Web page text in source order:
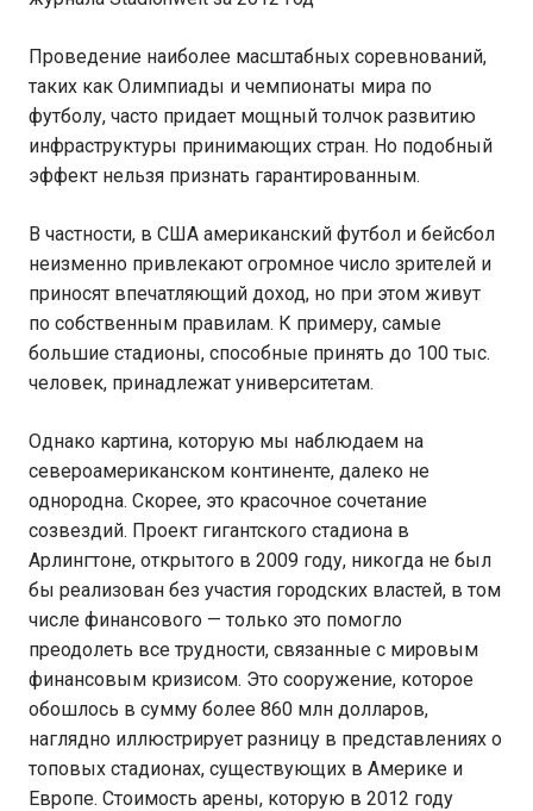
Проведение наиболее масштабных соревнований,
таких как Олимпиады и чемпионаты мира по
футболу, часто придает мощный толчок развитию
инфраструктуры принимающих стран. Но подобный
эффект нельзя признать гарантированным.
В частности, в США американский футбол и бейсбол
неизменно привлекают огромное число зрителей и
приносят впечатляющий доход, но при этом живут
по собственным правилам. К примеру, самые
большие стадионы, способные принять до 100 тыс.
человек, принадлежат университетам.
Однако картина, которую мы наблюдаем на
североамериканском континенте, далеко не
однородна. Скорее, это красочное сочетание
созвездий. Проект гигантского стадиона в
Арлингтоне, открытого в 2009 году, никогда не был
бы реализован без участия городских властей, в том
числе финансового — только это помогло
преодолеть все трудности, связанные с мировым
финансовым кризисом. Это сооружение, которое
обошлось в сумму более 860 млн долларов,
наглядно иллюстрирует разницу в представлениях о
топовых стадионах, существующих в Америке и
Европе. Стоимость арены, которую в 2012 году